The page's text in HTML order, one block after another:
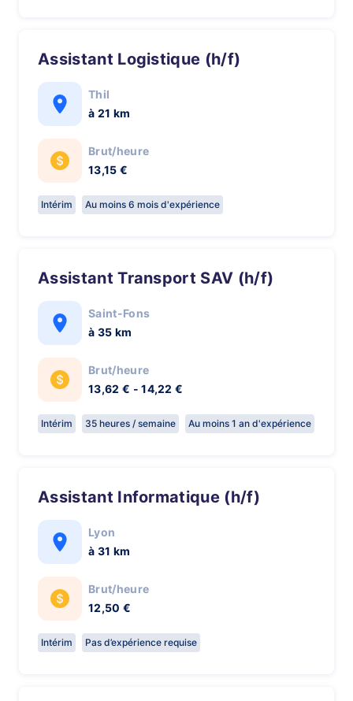
Assistant Logistique (h/f)
Thil
à 21 km
Brut/heure
13,15 €
Intérim Au moins 6 mois d'expérience
Assistant Transport SAV (h/f)
Saint-Fons
à 35 km
Brut/heure
13,62 € - 14,22 €
Intérim 35 heures / semaine Au moins 1 an d'expérience
Assistant Informatique (h/f)
Lyon
à 31 km
Brut/heure
12,50 €
Intérim Pas d’expérience requise